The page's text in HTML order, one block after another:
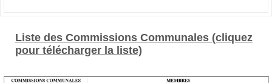
Liste des Commissions Communales (cliquez
pour télécharger la liste)